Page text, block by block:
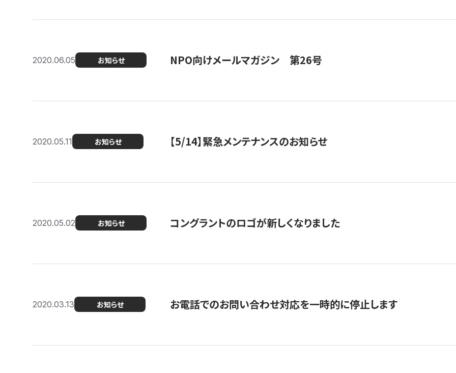
2020.06.05 お知らせ NPO向けメールマガジン 第26号
2020.05.11 お知らせ 【5/14】緊急メンテナンスのお知らせ
2020.05.02 お知らせ コングラントのロゴが新しくなりました
2020.03.13 お知らせ お電話でのお問い合わせ対応を一時的に停止します